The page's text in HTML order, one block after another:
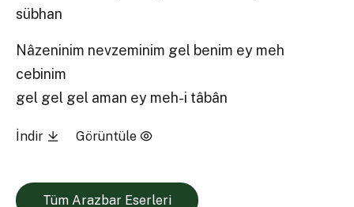
sübhan
Nâzeninim nevzeminim gel benim ey meh
cebinim
gel gel gel aman ey meh-i tâbân
İndir Görüntüle
Tüm Arazbar Eserleri